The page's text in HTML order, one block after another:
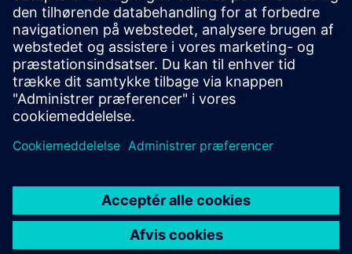
Onlinesupport
Støtte |Alle produkter
Støtte |Teknisk forum
Støtte |Opret ny supportanmodning